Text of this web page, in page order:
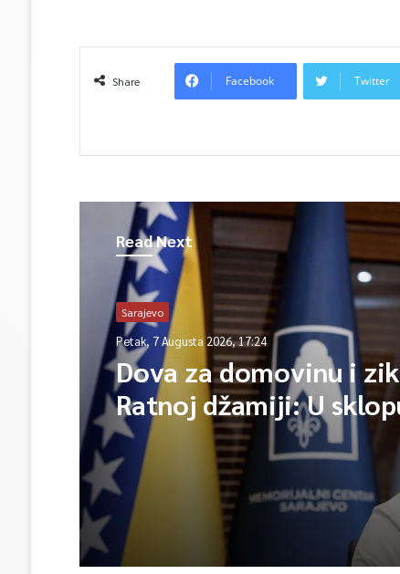
Share Facebook Twitter
Read Next
Sarajevo
Petak, 7 Augusta 2026, 17:24
Dova za domovinu i
Ratnoj džamiji: U
manifestacije
Igman 2026“ odana
herojima